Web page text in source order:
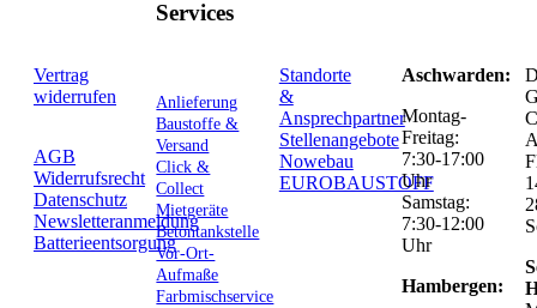
Vertrag
widerrufen
AGB
Widerrufsrecht
Datenschutz
Newsletteranmeldung
Batterieentsorgung
Services
Anlieferung
Baustoffe &
Versand
Click &
Collect
Mietgeräte
Betontankstelle
Vor-Ort-
Aufmaße
Farbmischservice
Standorte
&
Ansprechpartner
Stellenangebote
Nowebau
EUROBAUSTOFF
Aschwarden:
Montag-
Freitag:
7:30-17:00
Uhr
Samstag:
7:30-12:00
Uhr
Hambergen: